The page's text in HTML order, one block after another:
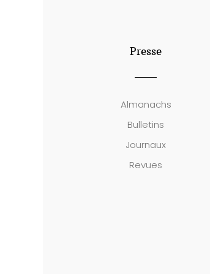
Presse
Almanachs
Bulletins
Journaux
Revues